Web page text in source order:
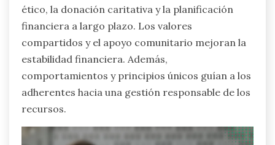
ético, la donación caritativa y la planificación
financiera a largo plazo. Los valores
compartidos y el apoyo comunitario mejoran la
estabilidad financiera. Además,
comportamientos y principios únicos guían a los
adherentes hacia una gestión responsable de los
recursos.